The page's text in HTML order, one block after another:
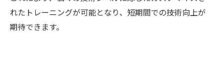
れたトレーニングが可能となり、短期間での技術向上が
期待できます。